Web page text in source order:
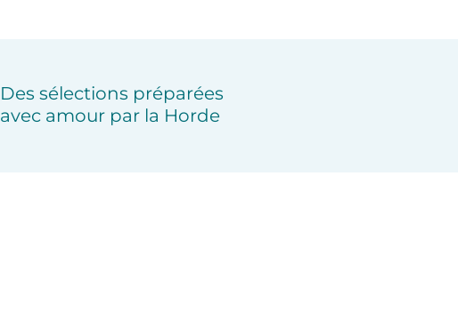
Des sélections préparées
avec amour par la Horde